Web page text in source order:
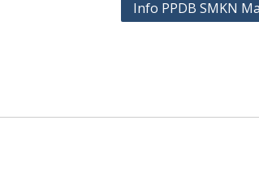
Info PPDB SMKN